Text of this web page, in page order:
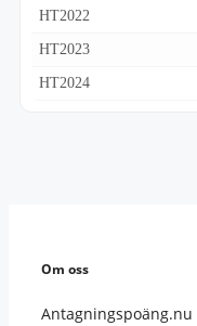
HT2022
HT2023
HT2024
Om oss